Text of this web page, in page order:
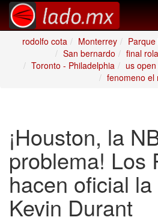
rodolfo cota
Monterrey
San bernardo
final
Toronto - Philadelphia
us
fenomeno el
¡Houston, la
problema! Los
hacen oficial
Kevin Durant